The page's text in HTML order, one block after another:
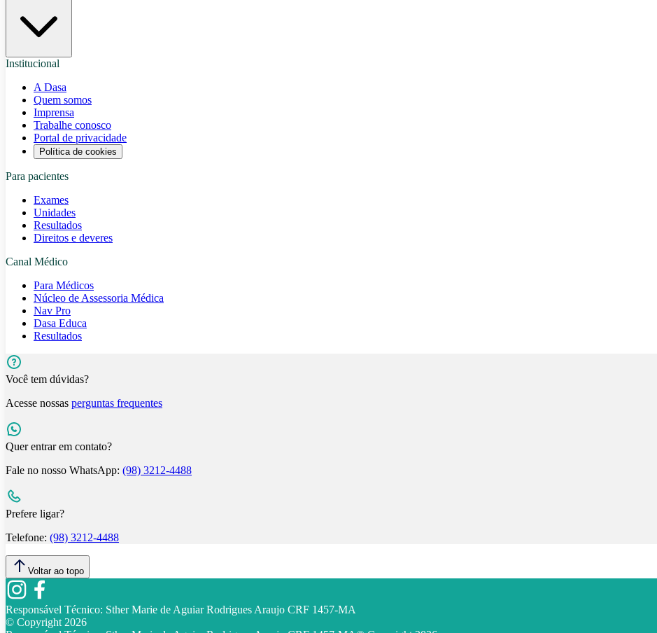
Institucional
A Dasa
Quem somos
Imprensa
Trabalhe conosco
Portal de privacidade
Política de cookies
Para pacientes
Exames
Unidades
Resultados
Direitos e deveres
Canal Médico
Para Médicos
Núcleo de Assessoria Médica
Nav Pro
Dasa Educa
Resultados
Você tem dúvidas?
Acesse nossas perguntas frequentes
Quer entrar em contato?
Fale no nosso WhatsApp: (98) 3212-4488
Prefere ligar?
Telefone: (98) 3212-4488
Voltar ao topo
Responsável Técnico: Sther Marie de Aguiar Rodrigues Araujo CRF 1457-MA
© Copyright 2026